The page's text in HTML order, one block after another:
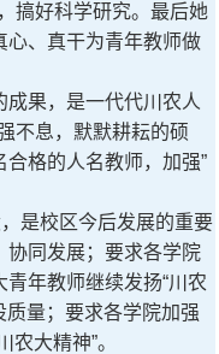
搞好科学研究。最后她
心、真干为青年教师做
果，是一代代川农人
不息，默默耕耘的硕
格的人名教师，加强”
是校区今后发展的重要
协同发展；要求各学院
年教师继续发扬“川农
质量；要求各学院加强
大精神”。